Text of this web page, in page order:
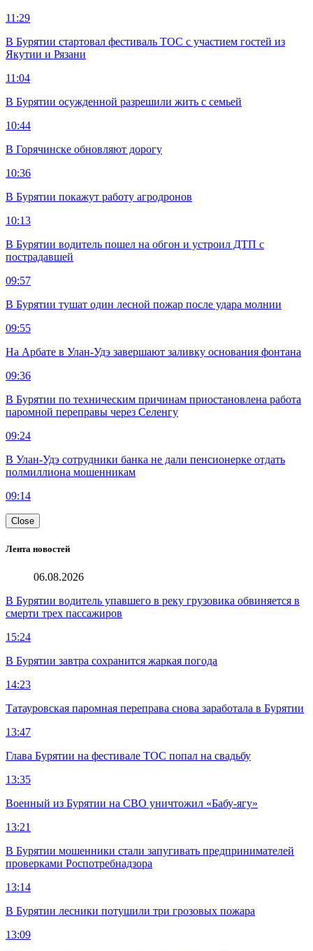
11:29
В Бурятии стартовал фестиваль ТОС с участием гостей из
Якутии и Рязани
11:04
В Бурятии осужденной разрешили жить с семьей
10:44
В Горячинске обновляют дорогу
10:36
В Бурятии покажут работу агродронов
10:13
В Бурятии водитель пошел на обгон и устроил ДТП с
пострадавшей
09:57
В Бурятии тушат один лесной пожар после удара молнии
09:55
На Арбате в Улан-Удэ завершают заливку основания фонтана
09:36
В Бурятии по техническим причинам приостановлена работа
паромной переправы через Селенгу
09:24
В Улан-Удэ сотрудники банка не дали пенсионерке отдать
полмиллиона мошенникам
09:14
Close
Лента новостей
06.08.2026
В Бурятии водитель упавшего в реку грузовика обвиняется в
смерти трех пассажиров
15:24
В Бурятии завтра сохранится жаркая погода
14:23
Татауровская паромная переправа снова заработала в Бурятии
13:47
Глава Бурятии на фестивале ТОС попал на свадьбу
13:35
Военный из Бурятии на СВО уничтожил «Бабу-ягу»
13:21
В Бурятии мошенники стали запугивать предпринимателей
проверками Роспотребнадзора
13:14
В Бурятии лесники потушили три грозовых пожара
13:09